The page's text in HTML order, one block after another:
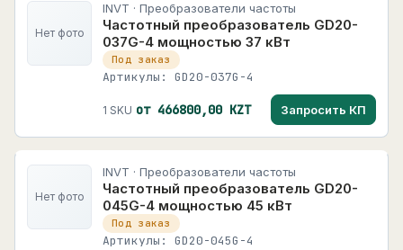
Нет фото
INVT · Преобразователи частоты
Частотный преобразователь GD20-
037G-4 мощностью 37 кВт
Под заказ
Артикулы: GD20-037G-4
1 SKU от 466800,00 KZT Запросить КП
Нет фото
INVT · Преобразователи частоты
Частотный преобразователь GD20-
045G-4 мощностью 45 кВт
Под заказ
Артикулы: GD20-045G-4